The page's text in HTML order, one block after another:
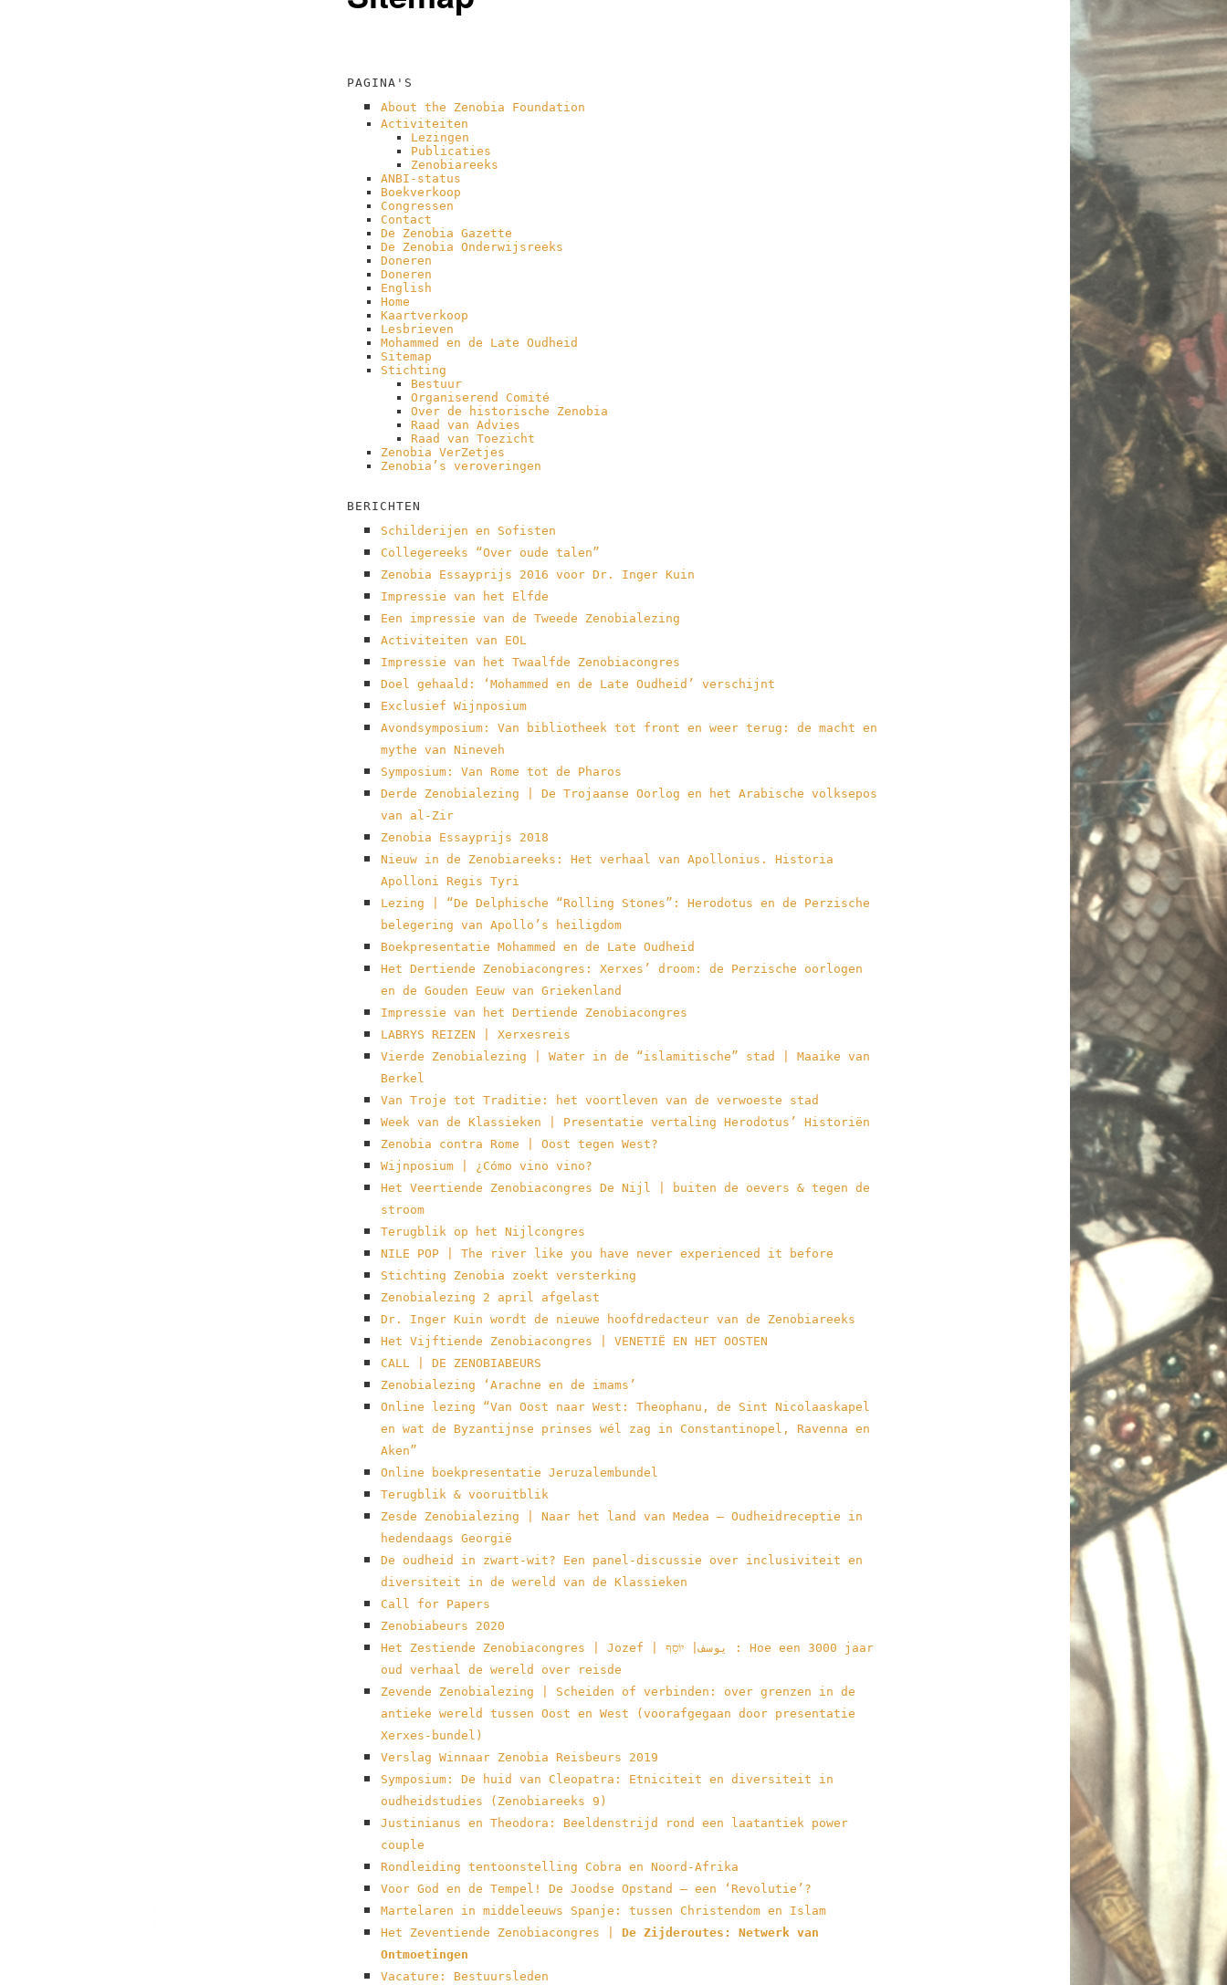
PAGINA'S
About the Zenobia Foundation
Activiteiten
Lezingen
Publicaties
Zenobiareeks
ANBI-status
Boekverkoop
Congressen
Contact
De Zenobia Gazette
De Zenobia Onderwijsreeks
Doneren
Doneren
English
Home
Kaartverkoop
Lesbrieven
Mohammed en de Late Oudheid
Sitemap
Stichting
Bestuur
Organiserend Comité
Over de historische Zenobia
Raad van Advies
Raad van Toezicht
Zenobia VerZetjes
Zenobia’s veroveringen
BERICHTEN
Schilderijen en Sofisten
Collegereeks “Over oude talen”
Zenobia Essayprijs 2016 voor Dr. Inger Kuin
Impressie van het Elfde
Een impressie van de Tweede Zenobialezing
Activiteiten van EOL
Impressie van het Twaalfde Zenobiacongres
Doel gehaald: ‘Mohammed en de Late Oudheid’ verschijnt
Exclusief Wijnposium
Avondsymposium: Van bibliotheek tot front en weer terug: de macht en
mythe van Nineveh
Symposium: Van Rome tot de Pharos
Derde Zenobialezing | De Trojaanse Oorlog en het Arabische volksepos
van al-Zir
Zenobia Essayprijs 2018
Nieuw in de Zenobiareeks: Het verhaal van Apollonius. Historia
Apolloni Regis Tyri
Lezing | “De Delphische “Rolling Stones”: Herodotus en de Perzische
belegering van Apollo’s heiligdom
Boekpresentatie Mohammed en de Late Oudheid
Het Dertiende Zenobiacongres: Xerxes’ droom: de Perzische oorlogen
en de Gouden Eeuw van Griekenland
Impressie van het Dertiende Zenobiacongres
LABRYS REIZEN | Xerxesreis
Vierde Zenobialezing | Water in de “islamitische” stad | Maaike van
Berkel
Van Troje tot Traditie: het voortleven van de verwoeste stad
Week van de Klassieken | Presentatie vertaling Herodotus’ Historiën
Zenobia contra Rome | Oost tegen West?
Wijnposium | ¿Cómo vino vino?
Het Veertiende Zenobiacongres De Nijl | buiten de oevers & tegen de
stroom
Terugblik op het Nijlcongres
NILE POP | The river like you have never experienced it before
Stichting Zenobia zoekt versterking
Zenobialezing 2 april afgelast
Dr. Inger Kuin wordt de nieuwe hoofdredacteur van de Zenobiareeks
Het Vijftiende Zenobiacongres | VENETIË EN HET OOSTEN
CALL | DE ZENOBIABEURS
Zenobialezing ‘Arachne en de imams’
Online lezing “Van Oost naar West: Theophanu, de Sint Nicolaaskapel
en wat de Byzantijnse prinses wél zag in Constantinopel, Ravenna en
Aken”
Online boekpresentatie Jeruzalembundel
Terugblik & vooruitblik
Zesde Zenobialezing | Naar het land van Medea – Oudheidreceptie in
hedendaags Georgië
De oudheid in zwart-wit? Een panel-discussie over inclusiviteit en
diversiteit in de wereld van de Klassieken
Call for Papers
Zenobiabeurs 2020
Het Zestiende Zenobiacongres | Jozef | يوسف| יוֹסֵף : Hoe een 3000 jaar
oud verhaal de wereld over reisde
Zevende Zenobialezing | Scheiden of verbinden: over grenzen in de
antieke wereld tussen Oost en West (voorafgegaan door presentatie
Xerxes-bundel)
Verslag Winnaar Zenobia Reisbeurs 2019
Symposium: De huid van Cleopatra: Etniciteit en diversiteit in
oudheidstudies (Zenobiareeks 9)
Justinianus en Theodora: Beeldenstrijd rond een laatantiek power
couple
Rondleiding tentoonstelling Cobra en Noord-Afrika
Voor God en de Tempel! De Joodse Opstand – een ‘Revolutie’?
Martelaren in middeleeuws Spanje: tussen Christendom en Islam
Het Zeventiende Zenobiacongres |De Zijderoutes: Netwerk van
Ontmoetingen
Vacature: Bestuursleden